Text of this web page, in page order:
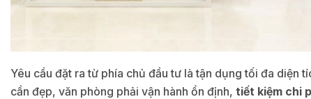
Yêu cầu đặt ra từ phía chủ đầu tư là tận dụng tối đa diện
cần đẹp, văn phòng phải vận hành ổn định, tiết kiệm chi